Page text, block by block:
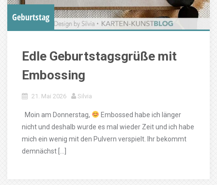
Geburtstag
Edle Geburtstagsgrüße mit
Embossing
21. Mai 2026 Silvia
Moin am Donnerstag,
Embossed habe ich länger
nicht und deshalb wurde es mal wieder Zeit und ich habe
mich ein wenig mit den Pulvern verspielt. Ihr bekommt
demnächst […]